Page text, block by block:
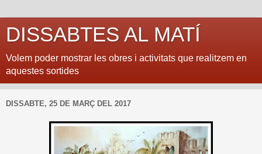
DISSABTES AL MATÍ
Volem poder mostrar les obres i activitats que realitzem en
aquestes sortides
DISSABTE, 25 DE MARÇ DEL 2017